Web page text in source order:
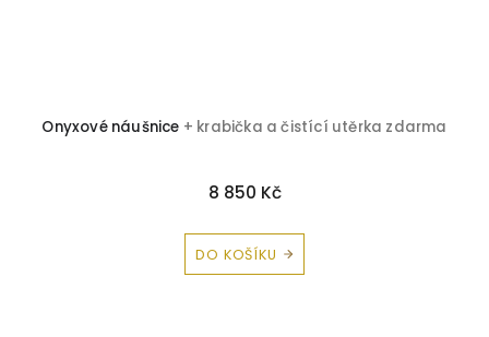
Onyxové náušnice + krabička a čistící utěrka zdarma
8 850 Kč
DO KOŠÍKU